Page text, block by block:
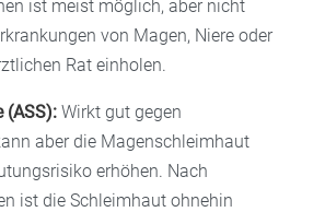
ist meist möglich, aber nicht
von Magen, Niere oder
Rat einholen.
(ASS): Wirkt gut gegen
aber die Magenschleimhaut
erhöhen. Nach
ist die Schleimhaut ohnehin